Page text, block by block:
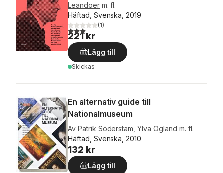
Leandoer m. fl.
Häftad, Svenska, 2019
3,0utav 5 stjärnor. Totalt antal röster:
(1)
221 kr
Lägg till
Skickas
En alternativ guide till
Nationalmuseum
Av Patrik Söderstam Ylva Ogland m. fl.
Häftad, Svenska, 2010
132 kr
Lägg till